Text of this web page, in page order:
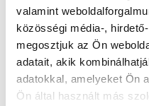
valamint
közösségi média-,
megosztjuk az Ön
adatait, akik
adatokkal, amelyeket Ön
Ön által használt más